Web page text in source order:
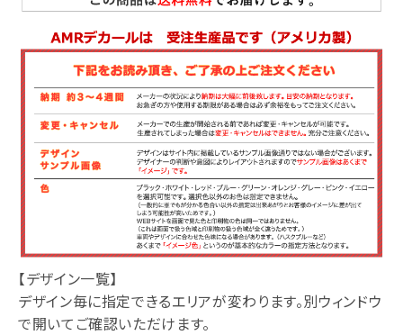
【デザイン一覧】
デザイン毎に指定できるエリアが変わります。別ウィンドウ
で開いてご確認いただけます。